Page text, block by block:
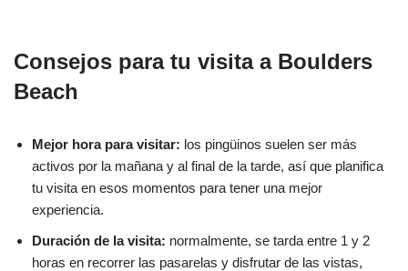
Consejos para tu visita a Boulders
Beach
Mejor hora para visitar: los pingüinos suelen ser más
activos por la mañana y al final de la tarde, así que planifica
tu visita en esos momentos para tener una mejor
experiencia.
Duración de la visita: normalmente, se tarda entre 1 y 2
horas en recorrer las pasarelas y disfrutar de las vistas,